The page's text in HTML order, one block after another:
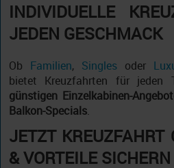
INDIVIDUELLE
JEDEN GESCHMACK
Ob Familien, Singlesoder
bietet Kreuzfahrten für jeden
günstigen Einzelkabinen-
Balkon-Specials.
JETZT KREUZFAHRT
& VORTEILE SICHERN